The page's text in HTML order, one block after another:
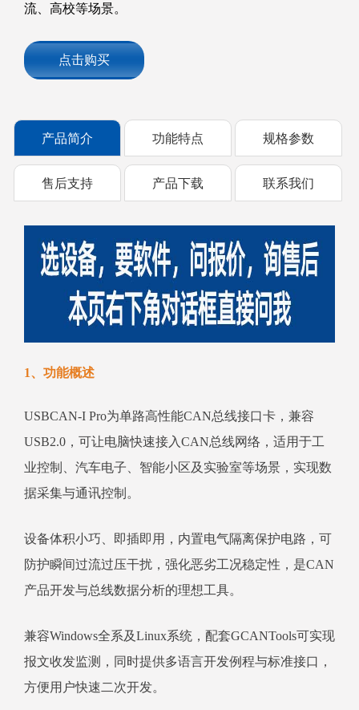
流、高校等场景。
点击购买
产品简介 功能特点 规格参数
售后支持 产品下载 联系我们
1、功能概述
USBCAN-I Pro为单路高性能CAN总线接口卡，兼容
USB2.0，可让电脑快速接入CAN总线网络，适用于工
业控制、汽车电子、智能小区及实验室等场景，实现数
据采集与通讯控制。
设备体积小巧、即插即用，内置电气隔离保护电路，可
防护瞬间过流过压干扰，强化恶劣工况稳定性，是CAN
产品开发与总线数据分析的理想工具。
兼容Windows全系及Linux系统，配套GCANTools可实现
报文收发监测，同时提供多语言开发例程与标准接口，
方便用户快速二次开发。